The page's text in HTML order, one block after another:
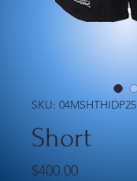
SKU: 04MSHTHIDP25
Short
$400.00Precio